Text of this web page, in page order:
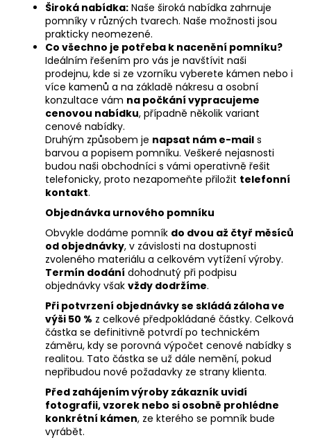
Široká nabídka: Naše široká nabídka zahrnuje
pomníky v různých tvarech. Naše možnosti jsou
prakticky neomezené.
Co všechno je potřeba k nacenění pomníku?
Ideálním řešením pro vás je navštívit naši
prodejnu, kde si ze vzorníku vyberete kámen nebo i
více kamenů a na základě nákresu a osobní
konzultace vám na počkání vypracujeme
cenovou nabídku, případně několik variant
cenové nabídky.
Druhým způsobem je napsat nám e-mail s
barvou a popisem pomníku. Veškeré nejasnosti
budou naši obchodníci s vámi operativně řešit
telefonicky, proto nezapomeňte přiložit telefonní
kontakt.
Objednávka urnového pomníku
Obvykle dodáme pomník do dvou až čtyř měsíců
od objednávky, v závislosti na dostupnosti
zvoleného materiálu a celkovém vytížení výroby.
Termín dodání dohodnutý při podpisu
objednávky však vždy dodržíme.
Při potvrzení objednávky se skládá záloha ve
výši 50 % z celkové předpokládané částky. Celková
částka se definitivně potvrdí po technickém
záměru, kdy se porovná výpočet cenové nabídky s
realitou. Tato částka se už dále nemění, pokud
nepřibudou nové požadavky ze strany klienta.
Před zahájením výroby zákazník uvidí
fotografii, vzorek nebo si osobně prohlédne
konkrétní kámen, ze kterého se pomník bude
vyrábět.